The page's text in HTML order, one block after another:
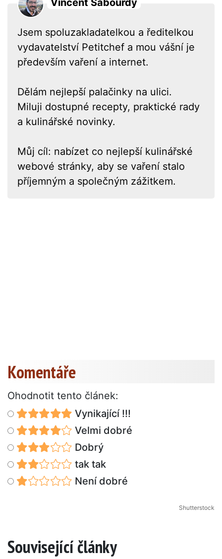
Vincent Sabourdy
Jsem spoluzakladatelkou a ředitelkou
vydavatelství Petitchef a mou vášní je
především vaření a internet.
Dělám nejlepší palačinky na ulici.
Miluji dostupné recepty, praktické rady
a kulinářské novinky.
Můj cíl: nabízet co nejlepší kulinářské
webové stránky, aby se vaření stalo
příjemným a společným zážitkem.
Komentáře
Ohodnotit tento článek:
Vynikající !!!
Velmi dobré
Dobrý
tak tak
Není dobré
Shutterstock
Související články